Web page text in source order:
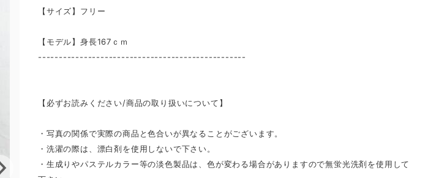
【サイズ】フリー
【モデル】身長167ｃｍ
--------------------------------------------------
【必ずお読みください/商品の取り扱いについて】
・写真の関係で実際の商品と色合いが異なることがございます。
・洗濯の際は、漂白剤を使用しないで下さい。
・生成りやパステルカラー等の淡色製品は、色が変わる場合がありますので無蛍光洗剤を使用して